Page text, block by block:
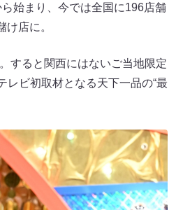
始まり、今では全国に196店舗
店に。
すると関西にはないご当地限定
ビ初取材となる天下一品の“最